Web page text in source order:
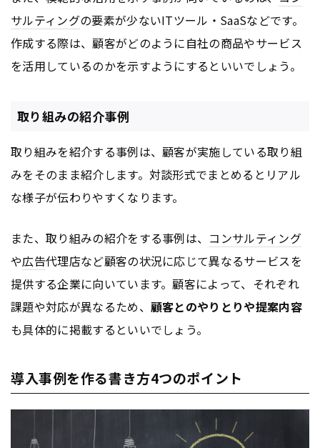
サルティングの要素が少ないITツール・ SaaSなどです。
作成する際は、顧客がどのように自社の商品やサービス
を活用しているのかを示すようにするといいでしょう。
取り組みの紹介事例
取り組みを紹介する事例は、顧客が実施している取り組
みをそのまま紹介します。対談形式でまとめるとリアル
な様子が伝わりやすくなります。
また、取り組みの紹介をする事例は、 コンサルティング
や広告代理店など顧客の状況に応じて異なるサービスを
提供する企業に向いています。顧客によって、それぞれ
課題や対応が異なるため、 顧客とのやりとりや提案内容
も具体的に掲載するといいでしょう。
導入事例を作る書き方4つのポイント